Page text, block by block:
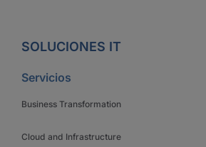
SOLUCIONES IT
Servicios
Business Transformation
Cloud and Infrastructure